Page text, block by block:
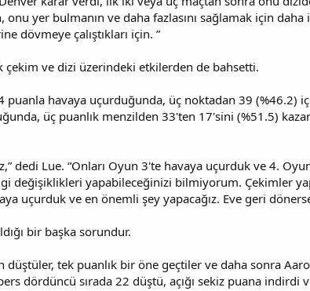
onu yer bulmanın ve daha fazlasını sağlamak için
dövmeye çalıştıkları için. ”
çekim ve dizi üzerindeki etkilerden de bahsetti.
puanla havaya uçurduğunda, üç noktadan 39 (%46.2)
üç puanlık menzilden 33'ten 17'sini (%51.5)
dedi Lue. “Onları Oyun 3'te havaya uçurduk ve 4.
değişiklikleri yapabileceğinizi bilmiyorum. Çekimler
uçurduk ve en önemli şey yapacağız. Eve geri
bir başka sorundur.
düştüler, tek puanlık bir öne geçtiler ve daha sonra
dördüncü sırada 22 düştü, açığı sekiz puana indirdi